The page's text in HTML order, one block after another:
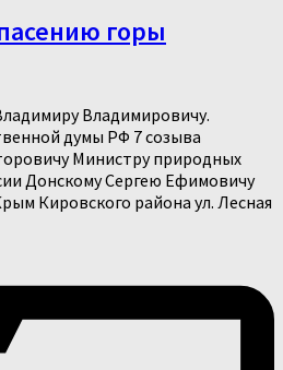
горы
Владимировичу.
думы РФ 7 созыва
Министру природных
Донскому Сергею Ефимовичу
Кировского района ул. Лесная